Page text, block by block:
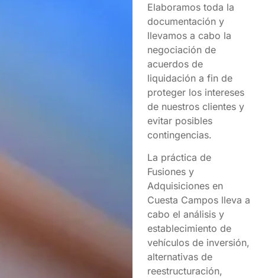
Elaboramos toda la
documentación y
llevamos a cabo la
negociación de
acuerdos de
liquidación a fin de
proteger los intereses
de nuestros clientes y
evitar posibles
contingencias.
La práctica de
Fusiones y
Adquisiciones en
Cuesta Campos lleva a
cabo el análisis y
establecimiento de
vehículos de inversión,
alternativas de
reestructuración,